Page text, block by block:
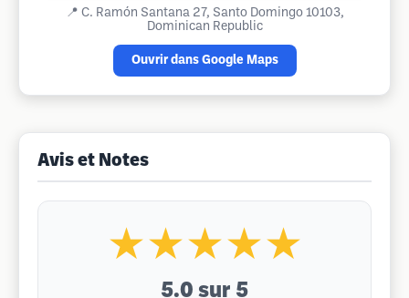
📍 C. Ramón Santana 27, Santo Domingo 10103,
Dominican Republic
Ouvrir dans Google Maps
Avis et Notes
★★★★★
5.0 sur 5